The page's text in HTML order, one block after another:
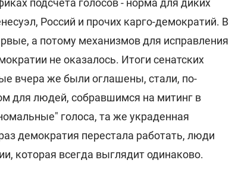
подсчета голосов - норма для диких
Россий и прочих карго-демократий. В
а потому механизмов для исправления
не оказалось. Итоги сенатских
вчера же были оглашены, стали, по-
для людей, собравшимся на митинг в
голоса, та же украденная
демократия перестала работать, люди
которая всегда выглядит одинаково.